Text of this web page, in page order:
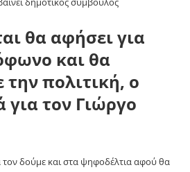
θα αφήσει για
και θα
την πολιτική, ο
για τον Γιώργο
τον δούμε και στα ψηφοδέλτια αφού θα